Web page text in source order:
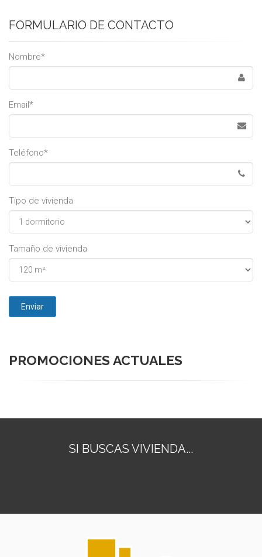
FORMULARIO DE CONTACTO
Leave
this
Nombre*
Email*
Teléfono*
Tipo de vivienda
Tamaño de vivienda
PROMOCIONES ACTUALES
SI BUSCAS VIVIENDA...